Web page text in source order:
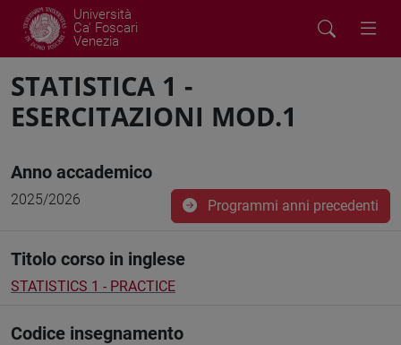
Università
Ca' Foscari
Venezia
STATISTICA 1 -
ESERCITAZIONI MOD.1
Anno accademico
2025/2026 Programmi anni precedenti
Titolo corso in inglese
STATISTICS 1 - PRACTICE
Codice insegnamento